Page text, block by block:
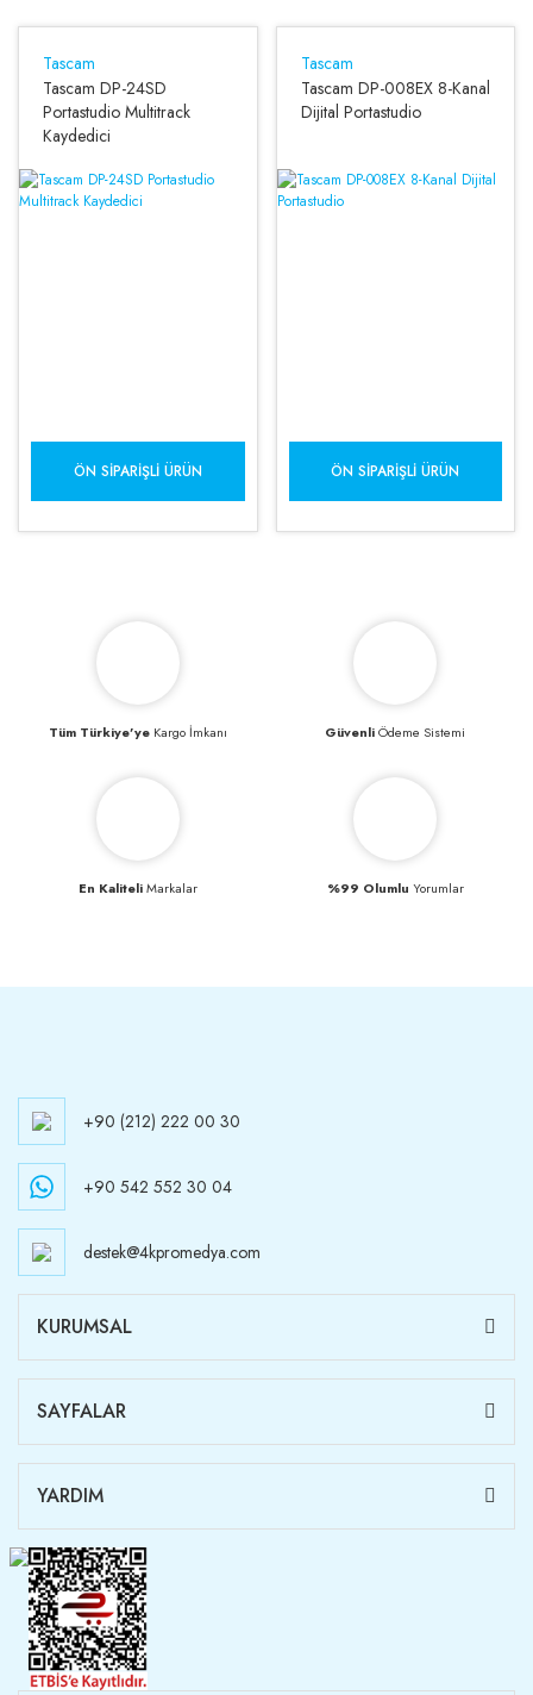
Tascam
Tascam DP-24SD
Portastudio Multitrack
Kaydedici
ÖN SIPARIŞLI ÜRÜN
Tascam
Tascam DP-008EX 8-Kanal
Dijital Portastudio
ÖN SIPARIŞLI ÜRÜN
Tüm Türkiye’yeKargo İmkanı GüvenliÖdeme Sistemi
En KaliteliMarkalar %99 Olumlu Yorumlar
+90 (212) 222 00 30
+90 542 552 30 04
destek@4kpromedya.com
KURUMSAL
SAYFALAR
YARDIM